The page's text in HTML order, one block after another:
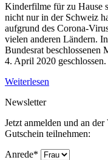
Kinderfilme für zu Hause
nicht nur in der Schweiz
aufgrund des Corona-
vielen anderen Ländern.
Bundesrat beschlossenen
4. April 2020
Weiterlesen
Newsletter
Jetzt anmelden und an
Gutschein teilnehmen:
Anrede*